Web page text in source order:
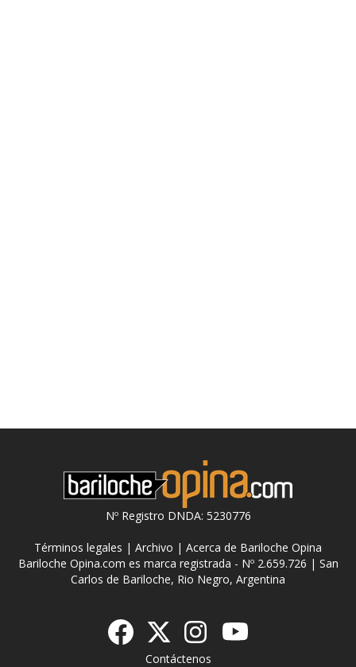
Nº Registro DNDA: 5230776
Términos legales | Archivo | Acerca de Bariloche Opina
Bariloche Opina.com es marca registrada - Nº 2.659.726 | San
Carlos de Bariloche, Rio Negro, Argentina
Contáctenos